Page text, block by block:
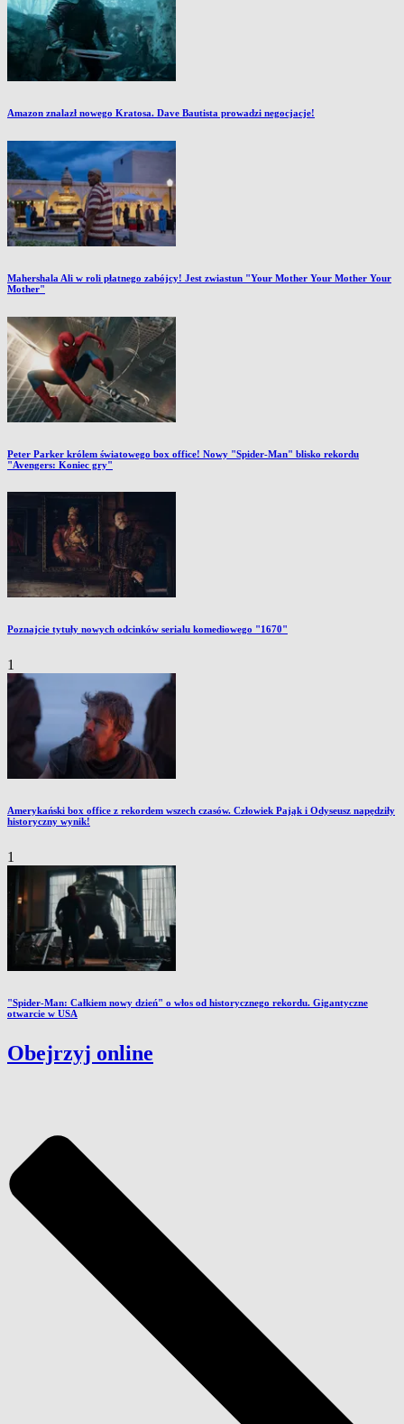
Amazon znalazł nowego Kratosa. Dave Bautista prowadzi negocjacje!
Mahershala Ali w roli płatnego zabójcy! Jest zwiastun "Your Mother Your Mother Your
Mother"
Peter Parker królem światowego box office! Nowy "Spider-Man" blisko rekordu
"Avengers: Koniec gry"
Poznajcie tytuły nowych odcinków serialu komediowego "1670"
1
Amerykański box office z rekordem wszech czasów. Człowiek Pająk i Odyseusz napędziły
historyczny wynik!
1
"Spider-Man: Całkiem nowy dzień" o włos od historycznego rekordu. Gigantyczne
otwarcie w USA
Obejrzyj online